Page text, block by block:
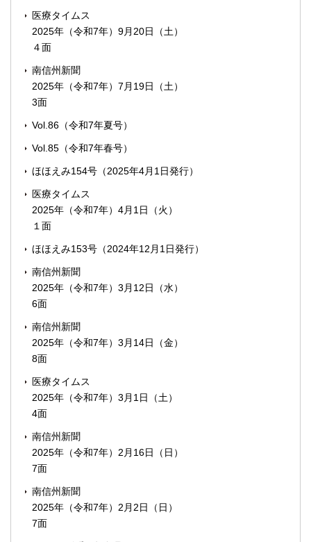
医療タイムス
2025年（令和7年）9月20日（土）
４面
南信州新聞
2025年（令和7年）7月19日（土）
3面
Vol.86（令和7年夏号）
Vol.85（令和7年春号）
ほほえみ154号（2025年4月1日発行）
医療タイムス
2025年（令和7年）4月1日（火）
１面
ほほえみ153号（2024年12月1日発行）
南信州新聞
2025年（令和7年）3月12日（水）
6面
南信州新聞
2025年（令和7年）3月14日（金）
8面
医療タイムス
2025年（令和7年）3月1日（土）
4面
南信州新聞
2025年（令和7年）2月16日（日）
7面
南信州新聞
2025年（令和7年）2月2日（日）
7面